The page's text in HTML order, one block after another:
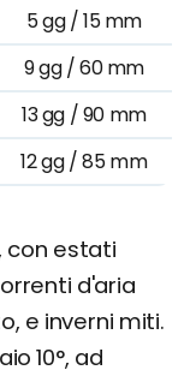
5 gg / 15 mm
9 gg / 60 mm
13 gg / 90 mm
12 gg / 85 mm
con estati
d'aria
e inverni miti.
10°, ad